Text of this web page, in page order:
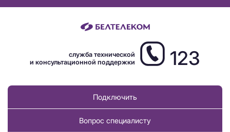
служба технической
и консультационной поддержки
123
Подключить
Вопрос специалисту